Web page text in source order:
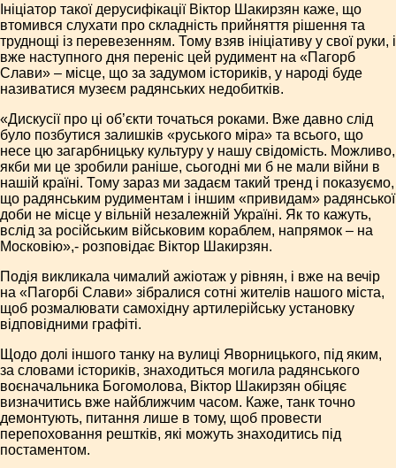
Ініціатор такої дерусифікації Віктор Шакирзян каже, що
втомився слухати про складність прийняття рішення та
труднощі із перевезенням. Тому взяв ініціативу у свої руки, і
вже наступного дня переніс цей рудимент на «Пагорб
Слави» – місце, що за задумом істориків, у народі буде
називатися музеєм радянських недобитків.
«Дискусії про ці об’єкти точаться роками. Вже давно слід
було позбутися залишків «руського міра» та всього, що
несе цю загарбницьку культуру у нашу свідомість. Можливо,
якби ми це зробили раніше, сьогодні ми б не мали війни в
нашій країні. Тому зараз ми задаєм такий тренд і показуємо,
що радянським рудиментам і іншим «привидам» радянської
доби не місце у вільній незалежній Україні. Як то кажуть,
вслід за російським військовим кораблем, напрямок – на
Московію»,- розповідає Віктор Шакирзян.
Подія викликала чималий ажіотаж у рівнян, і вже на вечір
на «Пагорбі Слави» зібралися сотні жителів нашого міста,
щоб розмалювати самохідну артилерійську установку
відповідними графіті.
Щодо долі іншого танку на вулиці Яворницького, під яким,
за словами істориків, знаходиться могила радянського
воєначальника Богомолова, Віктор Шакирзян обіцяє
визначитись вже найближчим часом. Каже, танк точно
демонтують, питання лише в тому, щоб провести
перепоховання рештків, які можуть знаходитись під
постаментом.